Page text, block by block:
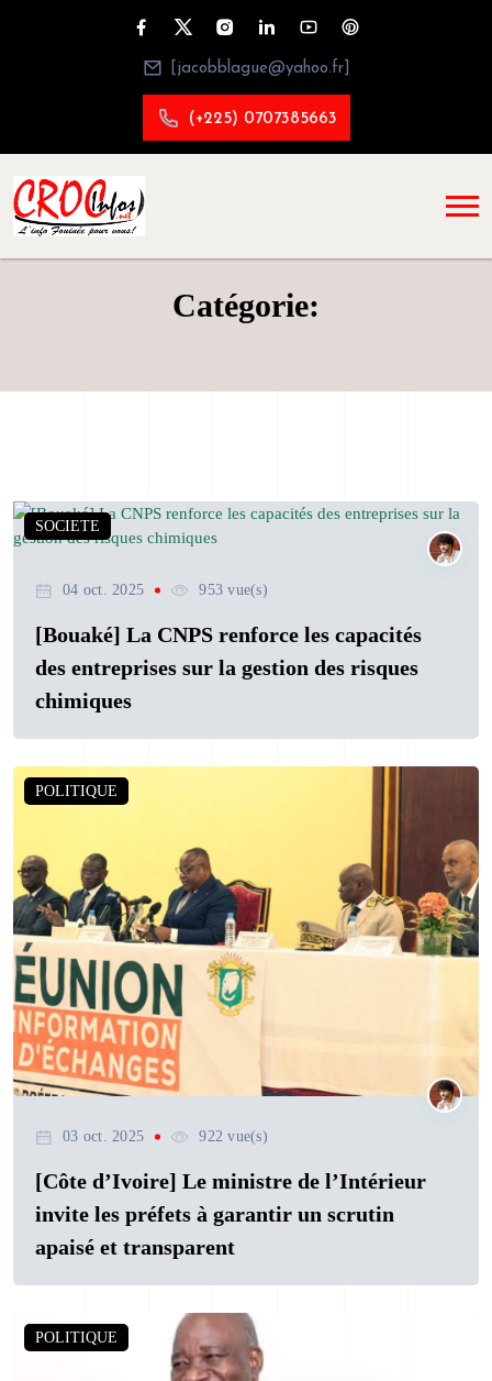
[jacobblague@yahoo.fr]
(+225) 0707385663
Catégorie:
SOCIETE
04 oct. 2025 953 vue(s)
[Bouaké] La CNPS renforce les capacités
des entreprises sur la gestion des risques
chimiques
POLITIQUE
03 oct. 2025 922 vue(s)
[Côte d’Ivoire] Le ministre de l’Intérieur
invite les préfets à garantir un scrutin
apaisé et transparent
POLITIQUE